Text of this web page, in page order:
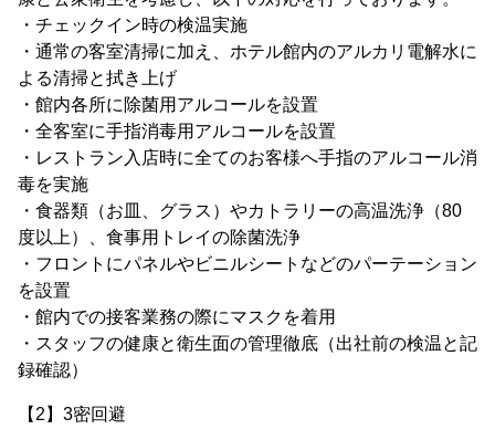
・チェックイン時の検温実施
・通常の客室清掃に加え、ホテル館内のアルカリ電解水に
よる清掃と拭き上げ
・館内各所に除菌用アルコールを設置
・全客室に手指消毒用アルコールを設置
・レストラン入店時に全てのお客様へ手指のアルコール消
毒を実施
・食器類（お皿、グラス）やカトラリーの高温洗浄（80
度以上）、食事用トレイの除菌洗浄
・フロントにパネルやビニルシートなどのパーテーション
を設置
・館内での接客業務の際にマスクを着用
・スタッフの健康と衛生面の管理徹底（出社前の検温と記
録確認）
【2】3密回避